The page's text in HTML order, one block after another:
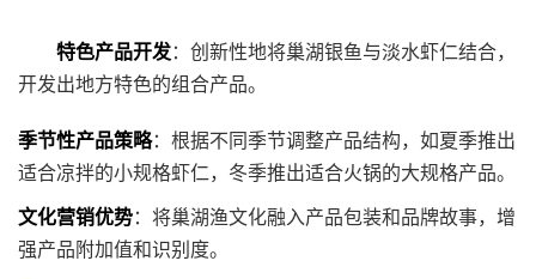
特色产品开发：创新性地将巢湖银鱼与淡水虾仁结合，
开发出地方特色的组合产品。
季节性产品策略：根据不同季节调整产品结构，如夏季推出
适合凉拌的小规格虾仁，冬季推出适合火锅的大规格产品。
文化营销优势：将巢湖渔文化融入产品包装和品牌故事，增
强产品附加值和识别度。